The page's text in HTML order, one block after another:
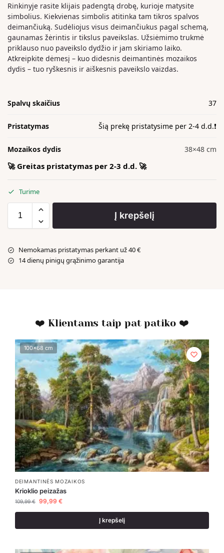
Rinkinyje rasite klijais padengtą drobę, kurioje matysite
simbolius. Kiekvienas simbolis atitinka tam tikros spalvos
deimančiuką. Sudėliojus visus deimančiukus pagal schemą,
gaunamas žėrintis ir tikslus paveikslas. Užsiėmimo trukmė
priklauso nuo paveikslo dydžio ir jam skiriamo laiko.
Atkreipkite dėmesį – kuo didesnis deimantinės mozaikos
dydis – tuo ryškesnis ir aiškesnis paveikslo vaizdas.
Spalvų skaičius 37
Pristatymas Šią prekę pristatysime per 2-4 d.d.❗️
Mozaikos dydis 38×48 cm
🚀 Greitas pristatymas per 2-3 d.d. 🚀
Turime
Į krepšelį
Nemokamas pristatymas perkant už 40 €
14 dienų pinigų grąžinimo garantija
❤️ Klientams taip pat patiko ❤️
100x68 cm
DEIMANTINĖS MOZAIKOS
Krioklio peizažas
109,99€ 99,99 €
Į krepšelį